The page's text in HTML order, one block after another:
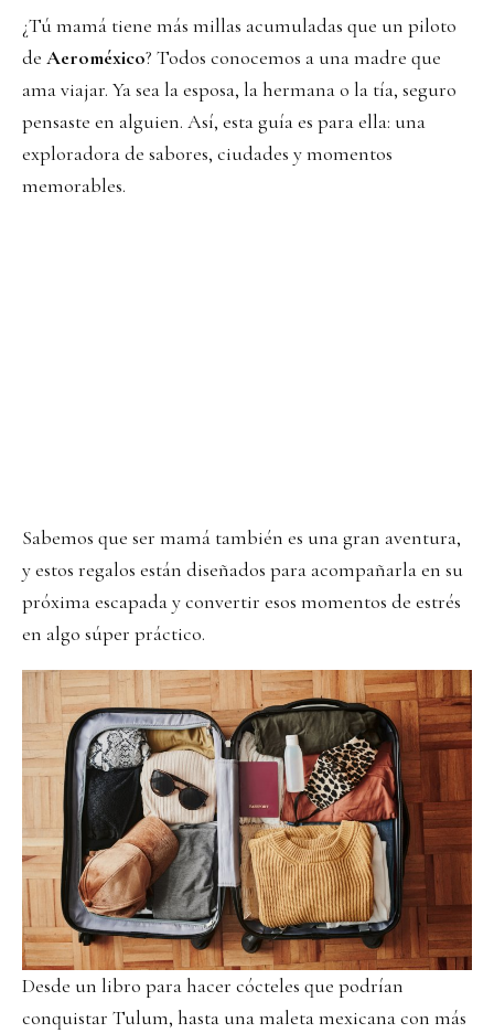
¿Tú mamá tiene más millas acumuladas que un piloto
de Aeroméxico? Todos conocemos a una madre que
ama viajar. Ya sea la esposa, la hermana o la tía, seguro
pensaste en alguien. Así, esta guía es para ella: una
exploradora de sabores, ciudades y momentos
memorables.
Sabemos que ser mamá también es una gran aventura,
y estos regalos están diseñados para acompañarla en su
próxima escapada y convertir esos momentos de estrés
en algo súper práctico.
Desde un libro para hacer cócteles que podrían
conquistar Tulum, hasta una maleta mexicana con más